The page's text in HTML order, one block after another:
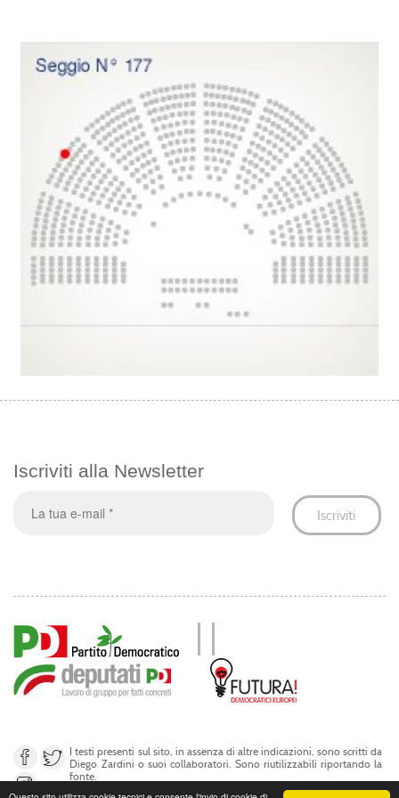
Iscriviti alla Newsletter
I testi presenti sul sito, in assenza di altre indicazioni, sono scritti da
Diego Zardini o suoi collaboratori. Sono riutilizzabili riportando la
fonte.